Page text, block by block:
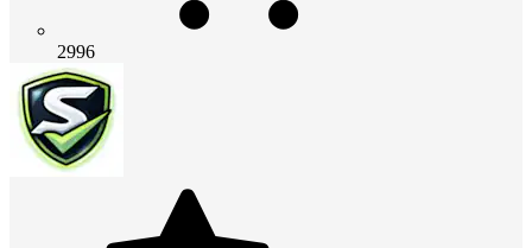
2996